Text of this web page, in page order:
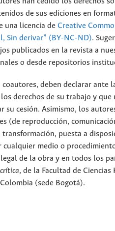
de sus ediciones en
una licencia de Creative
Sin derivar” (BY-NC-ND).
publicados en la revista a
o desde repositorios
deben declarar ante
derechos de su trabajo y que
su cesión. Asimismo, los
(de reproducción,
puesta a
cualquier medio o
de la obra y en todos los
, de la Facultad de Ciencias
(sede Bogotá).